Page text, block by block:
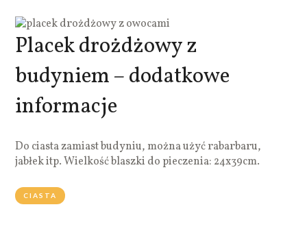
Placek drożdżowy z
budyniem – dodatkowe
informacje
Do ciasta zamiast budyniu, można użyć rabarbaru,
jabłek itp. Wielkość blaszki do pieczenia: 24x39cm.
CIASTA